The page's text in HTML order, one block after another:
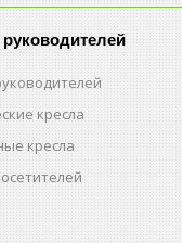
кресла
кресла